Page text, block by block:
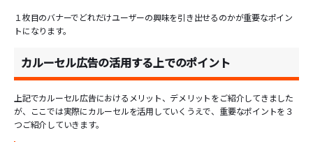
１枚目のバナーでどれだけユーザーの興味を引き出せるのかが重要なポイン
トになります。
カルーセル広告の活用する上でのポイント
上記でカルーセル広告におけるメリット、デメリットをご紹介してきました
が、ここでは実際にカルーセルを活用していくうえで、重要なポイントを３
つご紹介していきます。